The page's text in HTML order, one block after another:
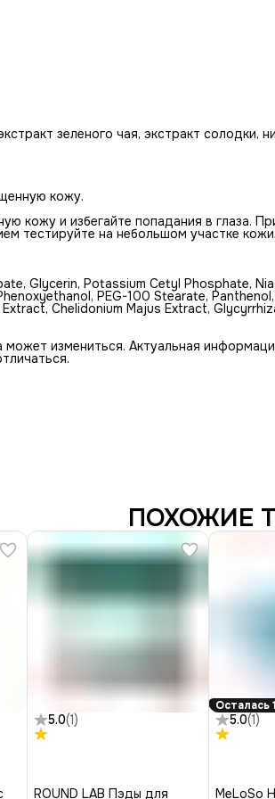
зеленого чая, экстракт солодки,
кожу.
кожу и избегайте попадания в глаза.
тестируйте на небольшом участке кожи.
Glycerin, Potassium Cetyl Phosphate,
PEG-100 Stearate,
Chelidonium Majus Extract,
измениться. Актуальная
ПОХОЖИЕ
5.0(1)
ROUND LAB Пэды для
Осталась
5.0(1)
MeLoSo